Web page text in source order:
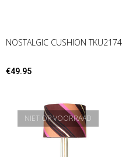
NOSTALGIC CUSHION TKU2174
€49.95
NIET OP VOORRAAD